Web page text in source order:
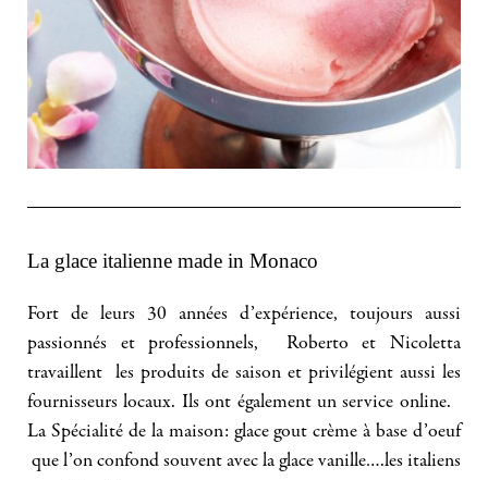
La glace italienne made in Monaco
Fort de leurs 30 années d’expérience, toujours aussi
passionnés et professionnels, Roberto et Nicoletta
travaillent les produits de saison et privilégient aussi les
fournisseurs locaux. Ils ont également un service online.
La Spécialité de la maison: glace gout crème à base d’oeuf
que l’on confond souvent avec la glace vanille….les italiens